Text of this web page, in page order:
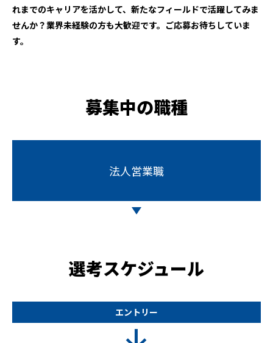
れまでのキャリアを活かして、新たなフィールドで活躍してみま
せんか？業界未経験の方も大歓迎です。ご応募お待ちしていま
す。
募集中の職種
法人営業職
選考スケジュール
エントリー